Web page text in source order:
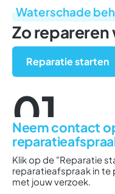
Waterschade
Zo
Reparatie starten
01
Neem contact
Klik op de "Reparatie
reparatieafspraak in te
met jouw verzoek.